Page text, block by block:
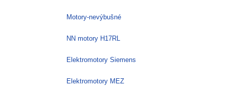
Motory-nevýbušné
NN motory H17RL
Elektromotory Siemens
Elektromotory MEZ